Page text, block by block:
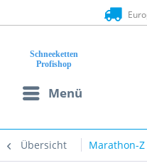
Menü
Übersicht Marathon-